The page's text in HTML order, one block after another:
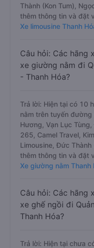
Thành (Kon Tum),
thêm thông tin và đặt
Xe limousine Thanh
Câu hỏi: Các hãng
xe giường nằm đi
- Thanh Hóa?
Trả lời: Hiện tại có 10
nằm trên tuyến đường
Hương, Vạn Lục
265, Camel Travel,
Limousine, Đức Thành
thêm thông tin và đặt
Xe giường nằm Thanh
Câu hỏi: Các hãng
xe ghế ngồi đi
Thanh Hóa?
Trả lời: Hiện tại chưa